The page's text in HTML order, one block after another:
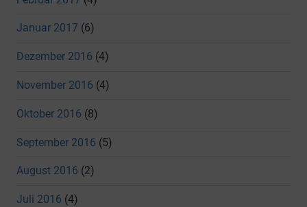
Januar 2017 (6)
Dezember 2016 (4)
November 2016 (4)
Oktober 2016 (8)
September 2016 (5)
August 2016 (2)
Juli 2016 (4)